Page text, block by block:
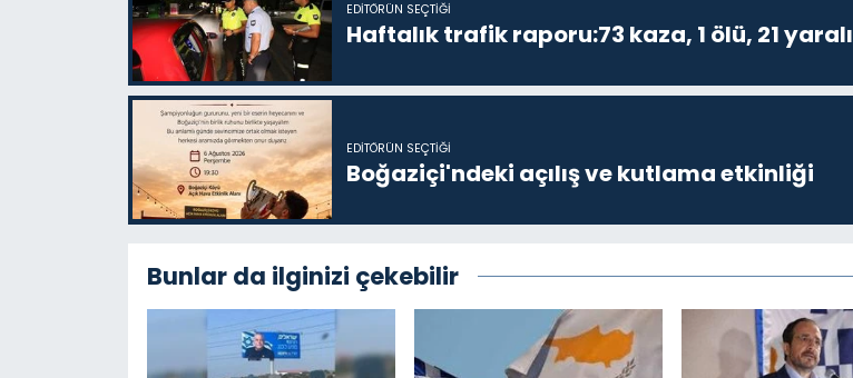
EDITÖRÜN SEÇTIĞI
Haftalık trafik raporu:73 kaza, 1 ölü, 21 yaralı
EDITÖRÜN SEÇTIĞI
Boğaziçi'ndeki açılış ve kutlama etkinliği
Bunlar da ilginizi çekebilir